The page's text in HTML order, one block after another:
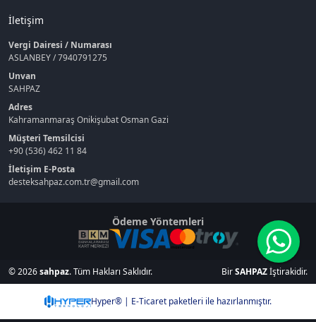
İletişim
Vergi Dairesi / Numarası
ASLANBEY / 7940791275
Unvan
SAHPAZ
Adres
Kahramanmaraş Onikişubat Osman Gazi
Müşteri Temsilcisi
+90 (536) 462 11 84
İletişim E-Posta
desteksahpaz.com.tr@gmail.com
Ödeme Yöntemleri
© 2026sahpaz. Tüm Hakları Saklıdır. BirSAHPAZİştirakidir.
Hyper® | E-Ticaret paketleri ile hazırlanmıştır.